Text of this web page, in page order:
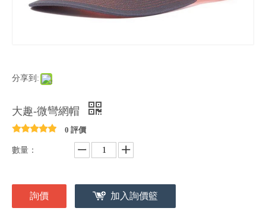
分享到:
大趣-微彎網帽
0 評價
數量：
詢價 加入詢價籃